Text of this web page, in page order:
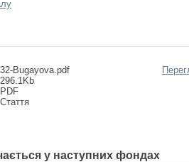
32-Bugayova.pdf
296.1Kb
PDF
Стаття
у наступних фондах